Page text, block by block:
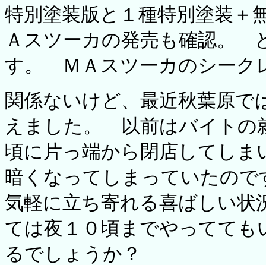
特別塗装版と１種特別塗装
Ａスツーカの発売も確認。
す。 ＭＡスツーカのシーク
関係ないけど、最近秋葉原で
えました。 以前はバイトの
頃に片っ端から閉店してし
暗くなってしまっていたの
気軽に立ち寄れる喜ばしい
ては夜１０頃までやってて
るでしょうか？